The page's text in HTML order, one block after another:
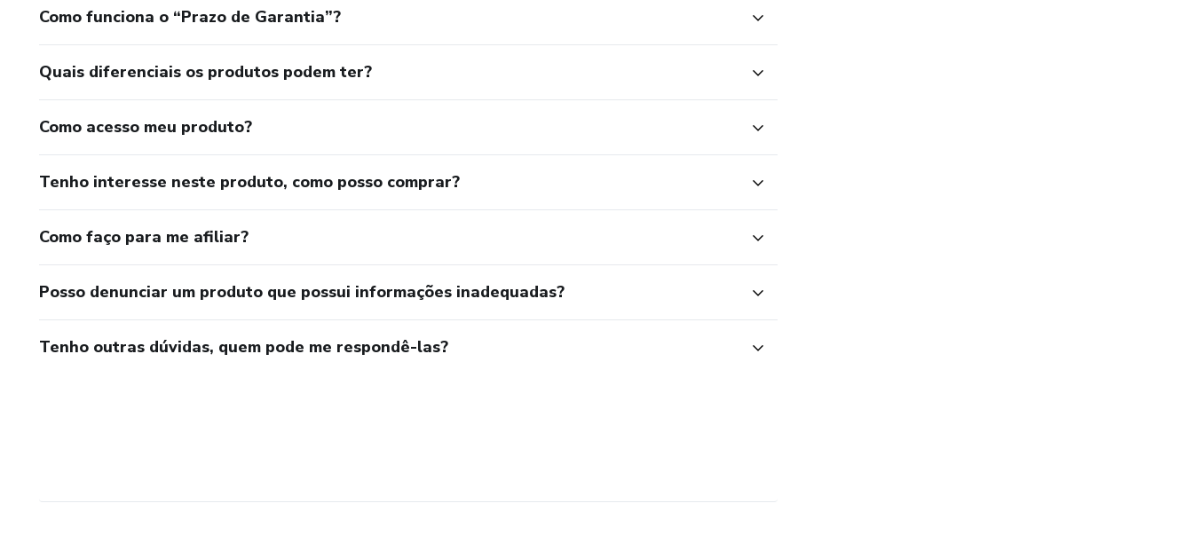
Como funciona o “Prazo de Garantia”?
Quais diferenciais os produtos podem ter?
Como acesso meu produto?
Tenho interesse neste produto, como posso comprar?
Como faço para me afiliar?
Posso denunciar um produto que possui informações inadequadas?
Tenho outras dúvidas, quem pode me respondê-las?